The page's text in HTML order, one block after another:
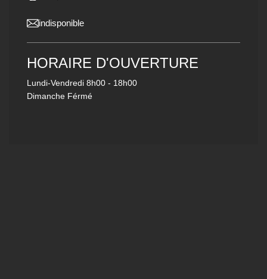
indisponible
HORAIRE D'OUVERTURE
Lundi-Vendredi 8h00 - 18h00
Dimanche Férmé